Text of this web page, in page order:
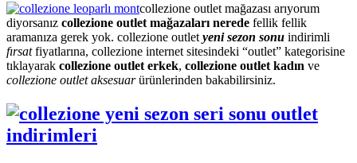
collezione outlet mağazası arıyorum
diyorsanız collezione outlet mağazaları nerede fellik fellik
aramanıza gerek yok. collezione outlet yeni sezon sonu indirimli
fırsatfiyatlarına, collezione internet sitesindeki “outlet” kategorisine
tıklayarak collezione outlet erkek, collezione outlet kadın ve
collezione outlet aksesuarürünlerinden bakabilirsiniz.